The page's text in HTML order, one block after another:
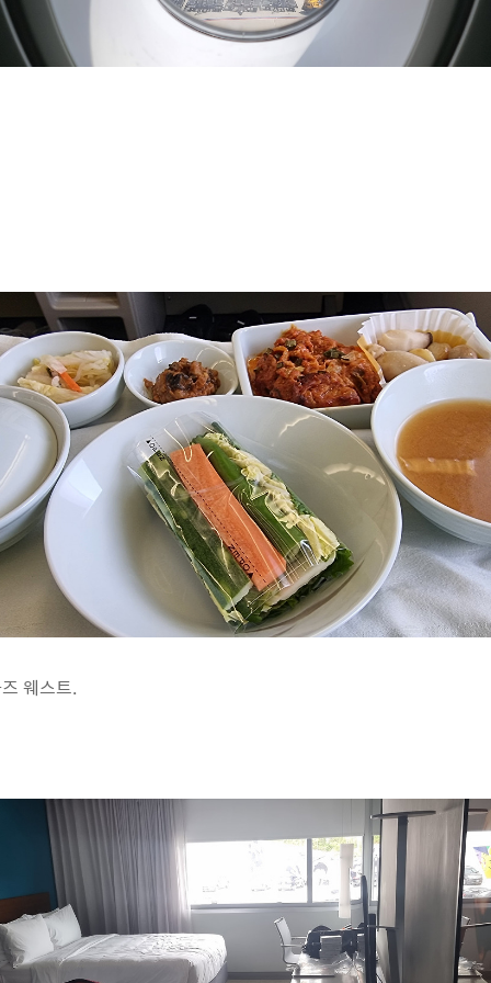
웨스트.